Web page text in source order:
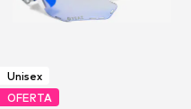
Unisex
OFERTA